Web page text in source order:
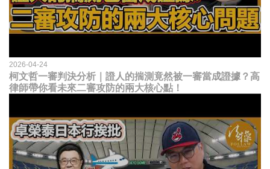
2026-04-24
柯文哲一審判決分析｜證人的揣測竟然被一審當成證據？高
律師帶你看未來二審攻防的兩大核心點！